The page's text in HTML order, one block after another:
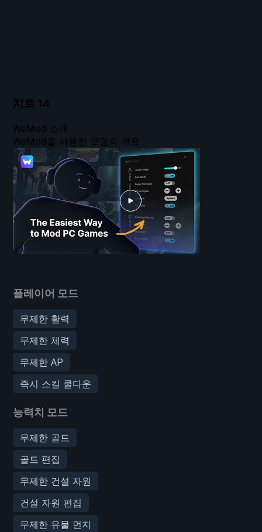
치트 14
플레이어 모드
무제한 활력
무제한 체력
무제한 AP
즉시 스킬 쿨다운
능력치 모드
무제한 골드
골드 편집
무제한 건설 자원
건설 자원 편집
무제한 유물 먼지
WeMod 소개
WeMod를 사용한 모딩의 개요